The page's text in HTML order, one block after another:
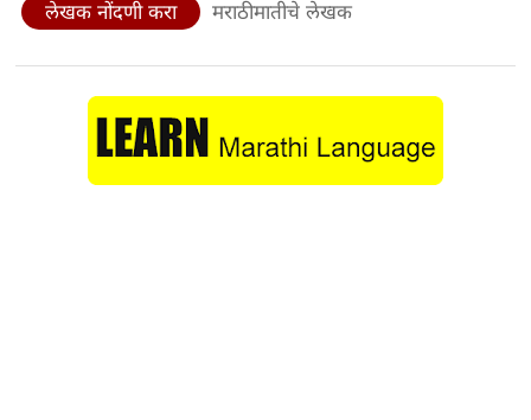
लेखक नोंदणी करा मराठीमातीचे लेखक